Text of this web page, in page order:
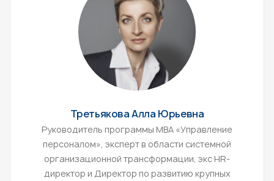
Третьякова Алла Юрьевна
Руководитель программы MBA «Управление
персоналом», эксперт в области системной
организационной трансформации, экс HR-
директор и Директор по развитию крупных